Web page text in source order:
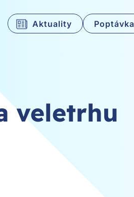
Aktuality Poptávka
veletrhu